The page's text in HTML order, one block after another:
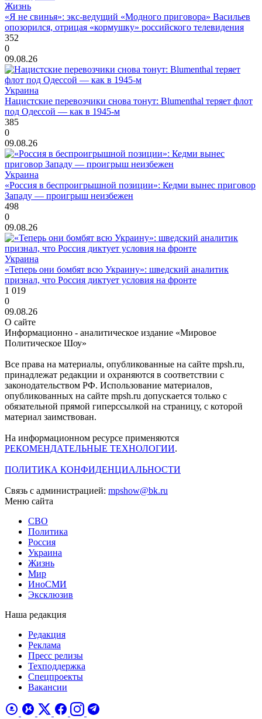
Жизнь
«Я не свинья»: экс-ведущий «Модного приговора» Васильев
опозорился, отрицая «кормушку» российского телевидения
352
0
09.08.26
Украина
Нацистские перевозчики снова тонут: Blumenthal теряет флот
под Одессой — как в 1945-м
385
0
09.08.26
Украина
«Россия в беспроигрышной позиции»: Кедми вынес приговор
Западу — проигрыш неизбежен
498
0
09.08.26
Украина
«Теперь они бомбят всю Украину»: шведский аналитик
признал, что Россия диктует условия на фронте
1 019
0
09.08.26
О сайте
Информационно - аналитическое издание «Мировое
Политическое Шоу»
Все права на материалы, опубликованные на сайте mpsh.ru,
принадлежат редакции и охраняются в соответствии с
законодательством РФ. Использование материалов,
опубликованных на сайте mpsh.ru допускается только с
обязательной прямой гиперссылкой на страницу, с которой
материал заимствован.
На информационном ресурсе применяются
РЕКОМЕНДАТЕЛЬНЫЕ ТЕХНОЛОГИИ.
ПОЛИТИКА КОНФИДЕНЦИАЛЬНОСТИ
Связь с администрацией: mpshow@bk.ru
Меню сайта
СВО
Политика
Россия
Украина
Жизнь
Мир
ИноСМИ
Эксклюзив
Наша редакция
Редакция
Реклама
Пресс релизы
Техподдержка
Спецпроекты
Вакансии